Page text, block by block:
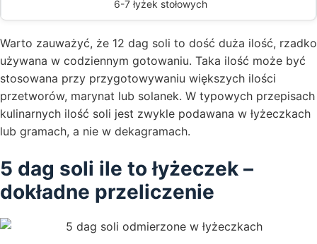
6-7 łyżek stołowych
Warto zauważyć, że 12 dag soli to dość duża ilość, rzadko
używana w codziennym gotowaniu. Taka ilość może być
stosowana przy przygotowywaniu większych ilości
przetworów, marynat lub solanek. W typowych przepisach
kulinarnych ilość soli jest zwykle podawana w łyżeczkach
lub gramach, a nie w dekagramach.
5 dag soli ile to łyżeczek –
dokładne przeliczenie